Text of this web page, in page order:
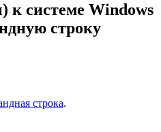
к системе Windows
строку
строка.